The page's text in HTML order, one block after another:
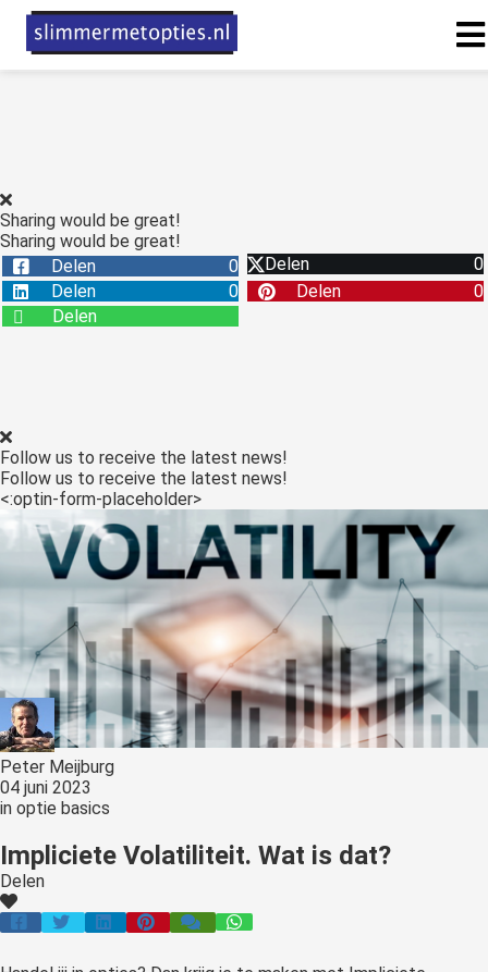
Sharing would be great!
Sharing would be great!
Delen
0 Delen
0
Delen
0 Delen
0
Delen
Follow us to receive the latest news!
Follow us to receive the latest news!
<:optin-form-placeholder>
Peter Meijburg
04 juni 2023
in optie basics
Impliciete Volatiliteit. Wat is dat?
Delen
zijn
deze
kan de
niet
worden
om
te
over
van
op
te